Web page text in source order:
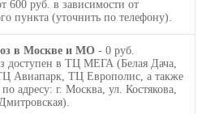
600 руб. в зависимости от
пункта (уточнить по телефону).
в Москве и МО - 0 руб.
доступен в ТЦ МЕГА (Белая Дача,
Авиапарк, ТЦ Европолис, а также
по адресу: г. Москва, ул. Костякова,